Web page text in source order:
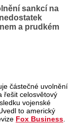
sankcí na
a prudkém
částečné uvolnění
řešit celosvětový
vojenské
to americký
Fox Business.